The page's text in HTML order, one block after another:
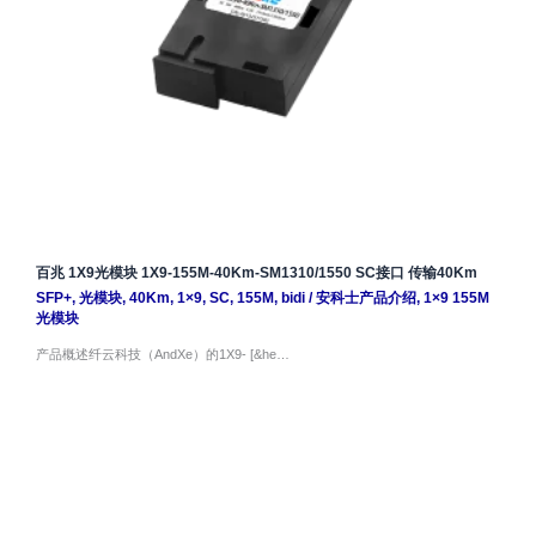
百兆 1X9光模块 1X9-155M-40Km-SM1310/1550 SC接口 传输40Km
SFP+, 光模块, 40Km, 1×9, SC, 155M, bidi/安科士产品介绍, 1×9 155M
光模块
产品概述纤云科技（AndXe）的1X9- [&he…